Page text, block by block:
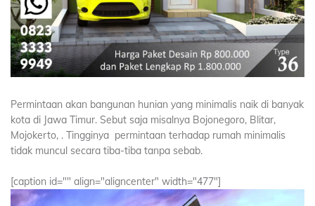
Permintaan akan bangunan hunian yang minimalis naik di banyak
kota di Jawa Timur. Sebut saja misalnya Bojonegoro, Blitar,
Mojokerto, . Tingginya permintaan terhadap rumah minimalis
tidak muncul secara tiba-tiba tanpa sebab.
[caption id="" align="aligncenter" width="477"]